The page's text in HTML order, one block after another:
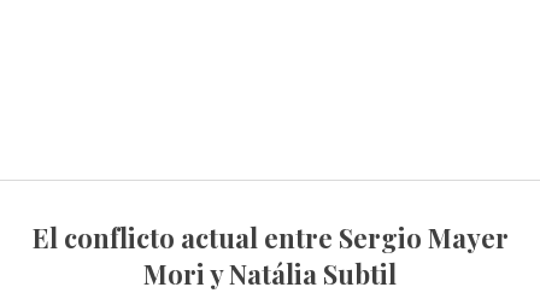
El conflicto actual entre Sergio Mayer
Mori y Natália Subtil